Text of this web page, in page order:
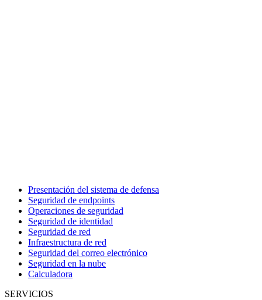
Presentación del sistema de defensa
Seguridad de endpoints
Operaciones de seguridad
Seguridad de identidad
Seguridad de red
Infraestructura de red
Seguridad del correo electrónico
Seguridad en la nube
Calculadora
SERVICIOS